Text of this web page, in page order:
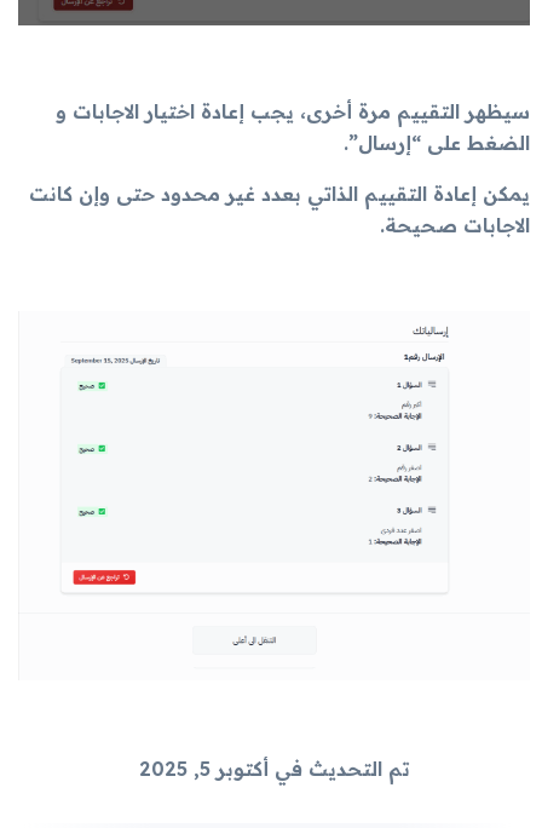
سيظهر التقييم مرة أخرى، يجب إعادة اختيار الاجابات و
الضغط على “إرسال”.
يمكن إعادة التقييم الذاتي بعدد غير محدود حتى وإن كانت
الاجابات صحيحة.
تم التحديث في أكتوبر 5, 2025